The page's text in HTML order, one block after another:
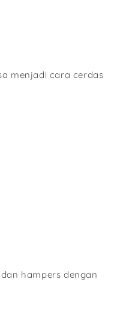
menjadi cara cerdas
hampers dengan